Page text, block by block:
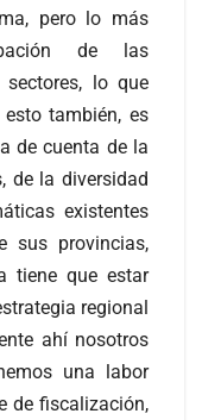
pero lo más
de las
lo que
también, es
de cuenta de la
de la diversidad
existentes
sus provincias,
tiene que estar
regional
ahí nosotros
una labor
de fiscalización,